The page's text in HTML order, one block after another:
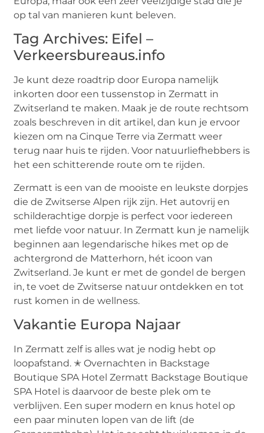
op tal van manieren kunt beleven.
Tag Archives: Eifel –
Verkeersbureaus.info
Je kunt deze roadtrip door Europa namelijk
inkorten door een tussenstop in Zermatt in
Zwitserland te maken. Maak je de route rechtsom
zoals beschreven in dit artikel, dan kun je ervoor
kiezen om na Cinque Terre via Zermatt weer
terug naar huis te rijden. Voor natuurliefhebbers is
het een schitterende route om te rijden.
Zermatt is een van de mooiste en leukste dorpjes
die de Zwitserse Alpen rijk zijn. Het autovrij en
schilderachtige dorpje is perfect voor iedereen
met liefde voor natuur. In Zermatt kun je namelijk
beginnen aan legendarische hikes met op de
achtergrond de Matterhorn, hét icoon van
Zwitserland. Je kunt er met de gondel de bergen
in, te voet de Zwitserse natuur ontdekken en tot
rust komen in de wellness.
Vakantie Europa Najaar
In Zermatt zelf is alles wat je nodig hebt op
loopafstand. ✭ Overnachten in Backstage
Boutique SPA Hotel Zermatt Backstage Boutique
SPA Hotel is daarvoor de beste plek om te
verblijven. Een super modern en knus hotel op
een paar minuten lopen van de lift (de